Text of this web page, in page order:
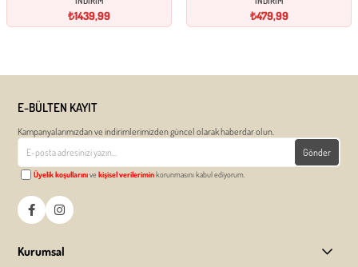
₺1439,99 ₺479,99
E-BÜLTEN KAYIT
Kampanyalarımızdan ve indirimlerimizden güncel olarak haberdar olun.
Gönder
Üyelik koşullarınıvekişisel verileriminkorunmasını kabul ediyorum.
Kurumsal